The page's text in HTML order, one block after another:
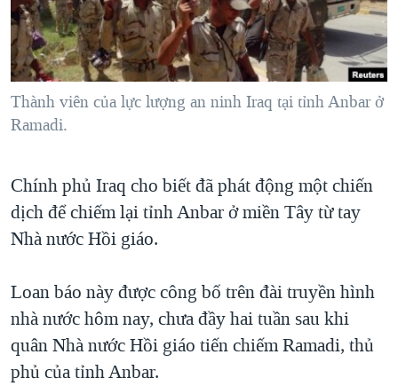
"Tìm"NGƯỜI VIỆT HẢI NGOẠI
ĐỜI SỐNG
KINH TẾ
VĂN HOÁ
THỂ THAO
GIÁO DỤC
TẠI
HÀNH TRÌNH BẦU CỬ 2024
MỘT NĂM CHIẾN TRANH TẠI DẢI GAZA
GIẢI MÃ VÀNH ĐAI & CON ĐƯỜNG
NGÀY TỊ NẠN THẾ GIỚI
GROUND ZERO – XƯA VÀ NAY
CHI PHÍ CHIẾN TRANH AFGHANISTAN
THƯỢNG ĐỈNH TRUMP-KIM TẠI VIỆT NAM
TRỊNH VĨNH BÌNH VS. CHÍNH PHỦ VIỆT NAM
NGƯ DÂN VIỆT VÀ LÀN SÓNG TRỘM HẢI SÂM
VIDEO
NGHE
MẠNG XÃ HỘI
Ngôn ngữ khác
Thành viên của lực lượng an ninh Iraq tại tỉnh Anbar ở
Ramadi.
Chính phủ Iraq cho biết đã phát động một chiến
dịch để chiếm lại tỉnh Anbar ở miền Tây từ tay
Nhà nước Hồi giáo.
Loan báo này được công bố trên đài truyền hình
nhà nước hôm nay, chưa đầy hai tuần sau khi
quân Nhà nước Hồi giáo tiến chiếm Ramadi, thủ
phủ của tỉnh Anbar.